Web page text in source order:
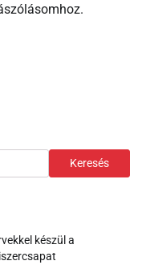
Keresés
készül a